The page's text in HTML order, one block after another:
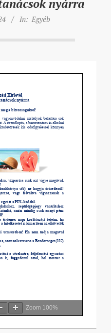
nyárra
In: Egyéb
Zoom 100%